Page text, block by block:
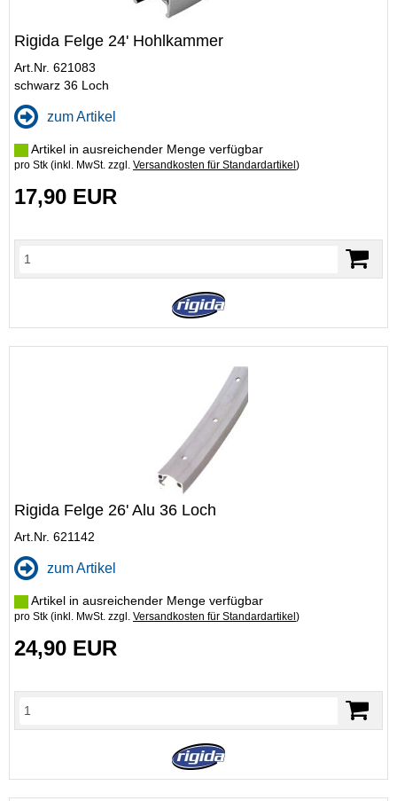
Rigida Felge 24' Hohlkammer
Art.Nr. 621083
schwarz 36 Loch
zum Artikel
Artikel in ausreichender Menge verfügbar
pro Stk (inkl. MwSt. zzgl. Versandkosten für Standardartikel )
17,90 EUR
Rigida Felge 26' Alu 36 Loch
Art.Nr. 621142
zum Artikel
Artikel in ausreichender Menge verfügbar
pro Stk (inkl. MwSt. zzgl. Versandkosten für Standardartikel )
24,90 EUR